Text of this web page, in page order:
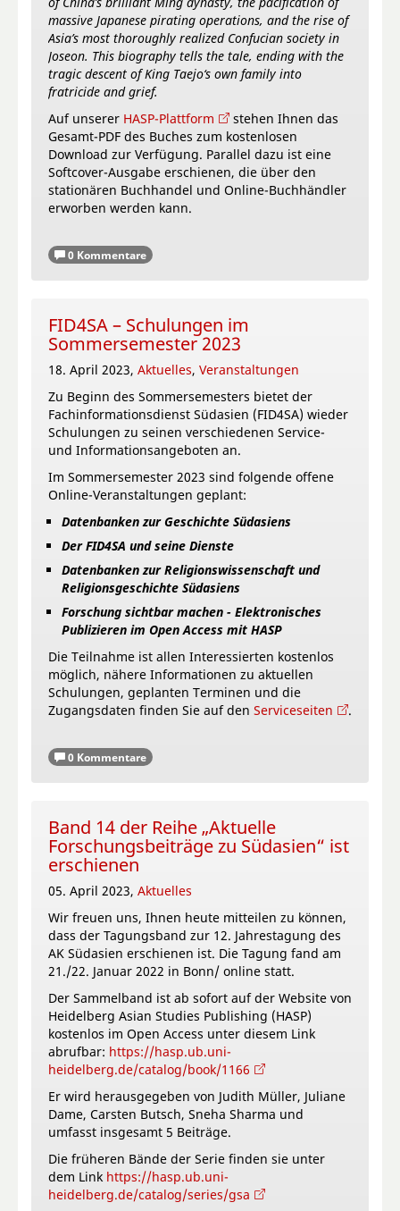
massive Japanese pirating operations, and the rise of
Asia’s most thoroughly realized Confucian society in
Joseon. This biography tells the tale, ending with the
tragic descent of King Taejo‘s own family into
fratricide and grief.
Auf unserer HASP-Plattform
stehen Ihnen das
Gesamt-PDF des Buches zum kostenlosen
Download zur Verfügung. Parallel dazu ist eine
Softcover-Ausgabe erschienen, die über den
stationären Buchhandel und Online-Buchhändler
erworben werden kann.
0 Kommentare
FID4SA – Schulungen im
Sommersemester 2023
18. April 2023, Aktuelles, Veranstaltungen
Zu Beginn des Sommersemesters bietet der
Fachinformationsdienst Südasien (FID4SA) wieder
Schulungen zu seinen verschiedenen Service-
und Informationsangeboten an.
Im Sommersemester 2023 sind folgende offene
Online-Veranstaltungen geplant:
Datenbanken zur Geschichte Südasiens
Der FID4SA und seine Dienste
Datenbanken zur Religionswissenschaft und
Religionsgeschichte Südasiens
Forschung sichtbar machen - Elektronisches
Publizieren im Open Access mit HASP
Die Teilnahme ist allen Interessierten kostenlos
möglich, nähere Informationen zu aktuellen
Schulungen, geplanten Terminen und die
Zugangsdaten finden Sie auf den Serviceseiten .
0 Kommentare
Band 14 der Reihe „Aktuelle
Forschungsbeiträge zu Südasien“ ist
erschienen
05. April 2023, Aktuelles
Wir freuen uns, Ihnen heute mitteilen zu können,
dass der Tagungsband zur 12. Jahrestagung des
AK Südasien erschienen ist. Die Tagung fand am
21./22. Januar 2022 in Bonn/ online statt.
Der Sammelband ist ab sofort auf der Website von
Heidelberg Asian Studies Publishing (HASP)
kostenlos im Open Access unter diesem Link
abrufbar: https://hasp.ub.uni-
heidelberg.de/catalog/book/1166
Er wird herausgegeben von Judith Müller, Juliane
Dame, Carsten Butsch, Sneha Sharma und
umfasst insgesamt 5 Beiträge.
Die früheren Bände der Serie finden sie unter
dem Link https://hasp.ub.uni-
heidelberg.de/catalog/series/gsa